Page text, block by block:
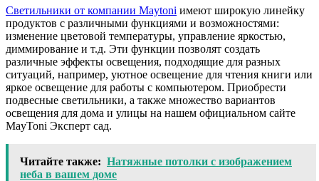
Светильники от компании Maytoni имеют широкую линейку
продуктов с различными функциями и возможностями:
изменение цветовой температуры, управление яркостью,
диммирование и т.д. Эти функции позволят создать
различные эффекты освещения, подходящие для разных
ситуаций, например, уютное освещение для чтения книги или
яркое освещение для работы с компьютером. Приобрести
подвесные светильники, а также множество вариантов
освещения для дома и улицы на нашем официальном сайте
MayToni Эксперт сад.
Читайте также: Натяжные потолки с изображением
неба в вашем доме